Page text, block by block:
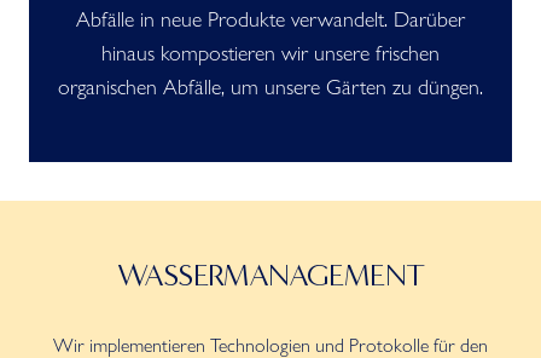
Abfälle in neue Produkte verwandelt. Darüber
hinaus kompostieren wir unsere frischen
organischen Abfälle, um unsere Gärten zu düngen.
WASSERMANAGEMENT
Wir implementieren Technologien und Protokolle für den